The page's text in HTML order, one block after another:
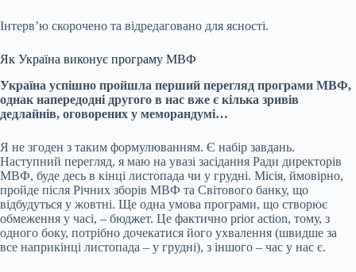
Інтервʼю скорочено та відредаговано для ясності.
Як Україна виконує програму МВФ
Україна успішно пройшла перший перегляд програми МВФ,
однак напередодні другого в нас вже є кілька зривів
дедлайнів, оговорених у меморандумі…
Я не згоден з таким формулюванням. Є набір завдань.
Наступний перегляд, я маю на увазі засідання Ради директорів
МВФ, буде десь в кінці листопада чи у грудні. Місія, ймовірно,
пройде після Річних зборів МВФ та Світового банку, що
відбудуться у жовтні. Ще одна умова програми, що створює
обмеження у часі, – бюджет. Це фактично prior action, тому, з
одного боку, потрібно дочекатися його ухвалення (швидше за
все наприкінці листопада – у грудні), з іншого – час у нас є.